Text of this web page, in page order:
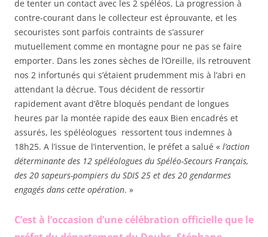
de tenter un contact avec les 2 spéléos. La progression à
contre-courant dans le collecteur est éprouvante, et les
secouristes sont parfois contraints de s’assurer
mutuellement comme en montagne pour ne pas se faire
emporter. Dans les zones sèches de l’Oreille, ils retrouvent
nos 2 infortunés qui s’étaient prudemment mis à l’abri en
attendant la décrue. Tous décident de ressortir
rapidement avant d’être bloqués pendant de longues
heures par la montée rapide des eaux Bien encadrés et
assurés, les spéléologues ressortent tous indemnes à
18h25. A l’issue de l’intervention, le préfet a salué « l’action
déterminante des 12 spéléologues du Spéléo-Secours Français,
des 20 sapeurs-pompiers du SDIS 25 et des 20 gendarmes
engagés dans cette opération. »
C’est à l’occasion d’une célébration officielle que le